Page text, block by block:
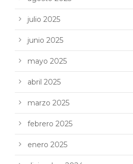
julio 2025
junio 2025
mayo 2025
abril 2025
marzo 2025
febrero 2025
enero 2025